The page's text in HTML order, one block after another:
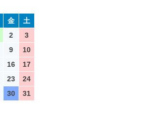
金
土
2
3
9
10
16
17
23
24
30 31